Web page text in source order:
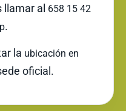
llamar al 658 15 42
.
la ubicación en
oficial.